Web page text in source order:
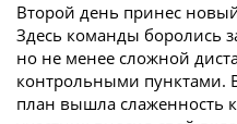
Второй день принес
Здесь команды боролись
но не менее сложной
контрольными пунктами.
план вышла слаженность